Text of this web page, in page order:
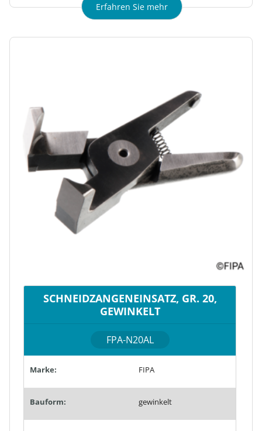
Erfahren Sie mehr
SCHNEIDZANGENEINSATZ, GR. 20,
GEWINKELT
FPA-N20AL
Marke: FIPA
Bauform: gewinkelt